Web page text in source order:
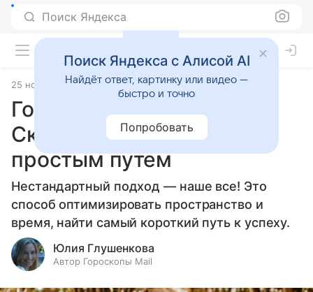
Поиск Яндекса
25 ноября 2025 Источник:Гороскопы Mail Статьи
Гороскоп на 26 ноября:
Скорпионы — мы пойдем
простым путем
Нестандартный подход — наше все! Это
способ оптимизировать пространство и
время, найти самый короткий путь к успеху.
Юлия Глушенкова
Автор Гороскопы Mail
Поиск Яндекса с Алисой AI
Найдёт ответ, картинку или видео —
быстро и точно
Попробовать